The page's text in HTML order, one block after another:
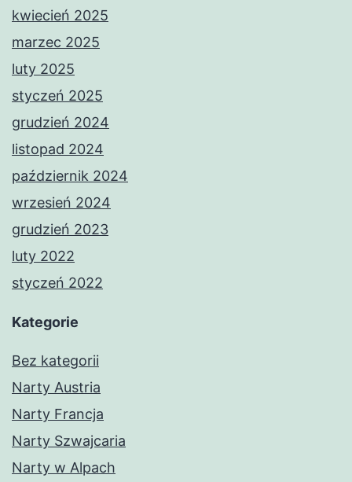
kwiecień 2025
marzec 2025
luty 2025
styczeń 2025
grudzień 2024
listopad 2024
październik 2024
wrzesień 2024
grudzień 2023
luty 2022
styczeń 2022
Kategorie
Bez kategorii
Narty Austria
Narty Francja
Narty Szwajcaria
Narty w Alpach